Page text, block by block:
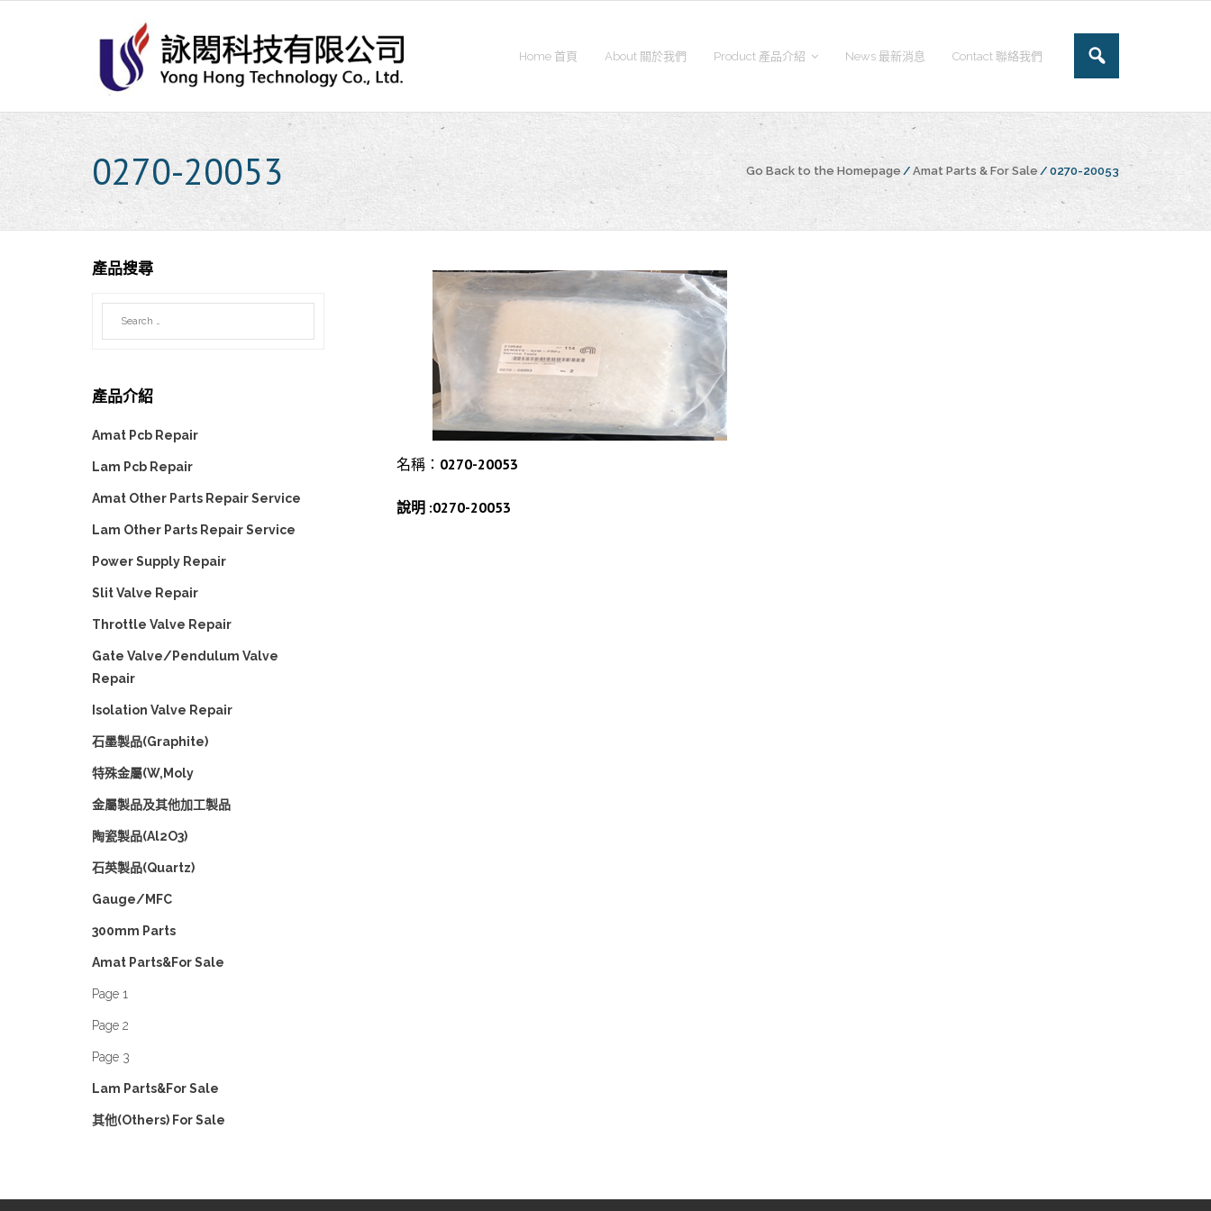
Home 首頁 About 關於我們 Product 產品介紹 News 最新消息 Contact 聯絡我們
0270-20053 Go Back to the Homepage / Amat Parts & For Sale / 0270-20053
名稱： 0270-20053
說明 :0270-20053
產品搜尋
產品介紹
Amat Pcb Repair
Lam Pcb Repair
Amat Other Parts Repair Service
Lam Other Parts Repair Service
Power Supply Repair
Slit Valve Repair
Throttle Valve Repair
Gate Valve/Pendulum Valve
Repair
Isolation Valve Repair
石墨製品(Graphite)
特殊金屬(W,Moly
金屬製品及其他加工製品
陶瓷製品(Al2O3)
石英製品(Quartz)
Gauge/MFC
300mm Parts
Amat Parts&For Sale
Page 1
Page 2
Page 3
Lam Parts&For Sale
其他(Others) For Sale